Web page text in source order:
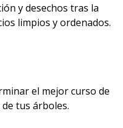
y desechos tras la
limpios y ordenados.
el mejor curso de
tus árboles.